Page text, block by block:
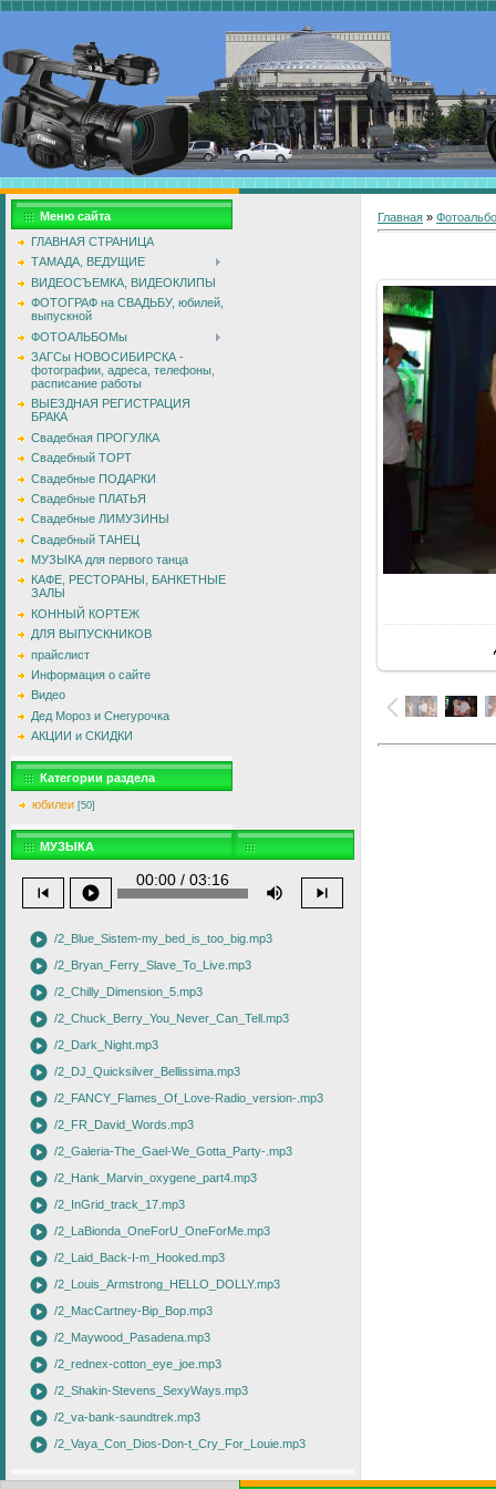
Меню сайта
ГЛАВНАЯ СТРАНИЦА
ТАМАДА, ВЕДУЩИЕ
ВИДЕОСЪЕМКА, ВИДЕОКЛИПЫ
ФОТОГРАФ на СВАДЬБУ, юбилей,
выпускной
ФОТОАЛЬБОМы
ЗАГСы НОВОСИБИРСКА -
фотографии, адреса, телефоны,
расписание работы
ВЫЕЗДНАЯ РЕГИСТРАЦИЯ
БРАКА
Свадебная ПРОГУЛКА
Свадебный ТОРТ
Свадебные ПОДАРКИ
Свадебные ПЛАТЬЯ
Свадебные ЛИМУЗИНЫ
Свадебный ТАНЕЦ
МУЗЫКА для первого танца
КАФЕ, РЕСТОРАНЫ, БАНКЕТНЫЕ
ЗАЛЫ
КОННЫЙ КОРТЕЖ
ДЛЯ ВЫПУСКНИКОВ
прайслист
Информация о сайте
Видео
Дед Мороз и Снегурочка
АКЦИИ и СКИДКИ
Категории раздела
юбилеи [50]
МУЗЫКА
skip_previous play_circle
00:00 / 03:16
volume_up skip_next
play_circle /2_Blue_Sistem-my_bed_is_too_big.mp3
play_circle /2_Bryan_Ferry_Slave_To_Live.mp3
play_circle /2_Chilly_Dimension_5.mp3
play_circle /2_Chuck_Berry_You_Never_Can_Tell.mp3
play_circle /2_Dark_Night.mp3
play_circle /2_DJ_Quicksilver_Bellissima.mp3
play_circle /2_FANCY_Flames_Of_Love-Radio_version-.mp3
play_circle /2_FR_David_Words.mp3
play_circle /2_Galeria-The_Gael-We_Gotta_Party-.mp3
play_circle /2_Hank_Marvin_oxygene_part4.mp3
play_circle /2_InGrid_track_17.mp3
play_circle /2_LaBionda_OneForU_OneForMe.mp3
play_circle /2_Laid_Back-I-m_Hooked.mp3
play_circle /2_Louis_Armstrong_HELLO_DOLLY.mp3
play_circle /2_MacCartney-Bip_Bop.mp3
play_circle /2_Maywood_Pasadena.mp3
play_circle /2_rednex-cotton_eye_joe.mp3
play_circle /2_Shakin-Stevens_SexyWays.mp3
play_circle /2_va-bank-saundtrek.mp3
play_circle /2_Vaya_Con_Dios-Don-t_Cry_For_Louie.mp3
Главная »